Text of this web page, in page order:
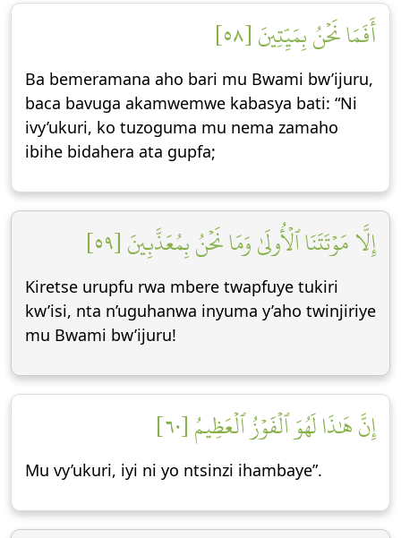
أَفَمَا نَحۡنُ بِمَيِّتِينَ [٥٨]
Ba bemeramana aho bari mu Bwami bw’ijuru,
baca bavuga akamwemwe kabasya bati: “Ni
ivy’ukuri, ko tuzoguma mu nema zamaho
ibihe bidahera ata gupfa;
إِلَّا مَوۡتَتَنَا ٱلۡأُولَىٰ وَمَا نَحۡنُ بِمُعَذَّبِينَ [٥٩]
Kiretse urupfu rwa mbere twapfuye tukiri
kw’isi, nta n’uguhanwa inyuma y’aho twinjiriye
mu Bwami bw’ijuru!
إِنَّ هَٰذَا لَهُوَ ٱلۡفَوۡزُ ٱلۡعَظِيمُ [٦٠]
Mu vy’ukuri, iyi ni yo ntsinzi ihambaye”.